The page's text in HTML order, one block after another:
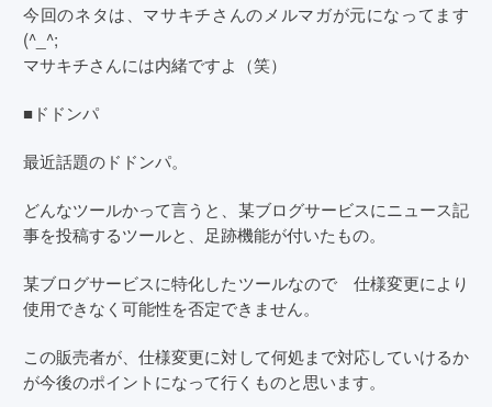
今回のネタは、マサキチさんのメルマガが元になってます
(^_^;
マサキチさんには内緒ですよ（笑）
■ドドンパ
最近話題のドドンパ。
どんなツールかって言うと、某ブログサービスにニュース記
事を投稿するツールと、足跡機能が付いたもの。
某ブログサービスに特化したツールなので 仕様変更により
使用できなく可能性を否定できません。
この販売者が、仕様変更に対して何処まで対応していけるか
が今後のポイントになって行くものと思います。